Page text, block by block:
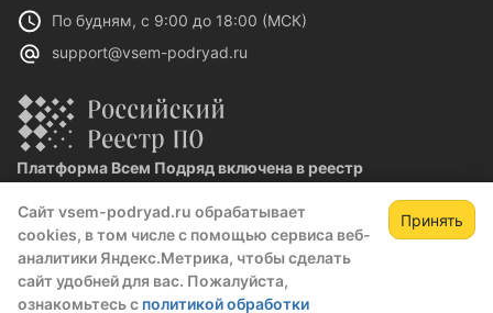
Сайт vsem-podryad.ru обрабатывает
cookies, в том числе с помощью сервиса веб-
аналитики Яндекс.Метрика, чтобы сделать
сайт удобней для вас. Пожалуйста,
ознакомьтесь с политикой обработки
Принять
По будням, с 9:00 до 18:00 (МСК)
support@vsem-podryad.ru
Платформа Всем Подряд включена в реестр
Реестровая запись №32021 от 06.02.2026
Политика конфиденциальности